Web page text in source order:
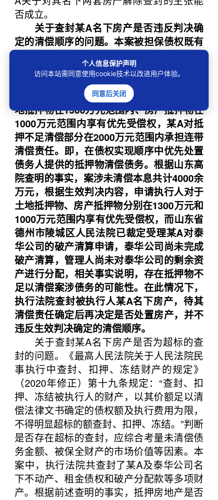
否成立。
关于查封某A名下房产是否违反判决确
定的清偿顺序的问题。本案被担保债权既有
主债务人泰华公司提供抵押担保，又有某A
作为保证人提供连带保证。执行依据
（2007）济民四初字第76号民事判决对此明
确：中信银行济南分行对泰华公司提供的土
地抵押物在1300万元范围内、房产抵押物在
1000万元范围内享有优先受偿权，某A对抵
押不足清偿部分在2000万元范围内承担连带
清偿责任。即，在债权实现顺序中优先处置
债务人提供的抵押物清偿债务。根据山东高
院查明的事实，案涉未清偿本息共计4000余
万元，根据生效判决内容，申请执行人对于
土地抵押物、房产抵押物分别在1300万元和
1000万元范围内享有优先受偿权，而山东省
德州市陵城区人民法院已裁定受理某A对泰
华公司的破产清算申请，泰华公司尚未完成
破产清算，管理人尚未对泰华公司的剩余资
产进行分配，相关事实说明，存在抵押物不
足以清偿案涉债务的可能性。在此情况下，
执行法院查封被执行人某A名下房产，待其
清偿责任确定后再决定是否处置房产，并不
违反生效判决确定的清偿顺序。
关于查封某A名下房产是否为超标的查
封的问题。《最高人民法院关于人民法院民
事执行中查封、扣押、冻结财产的规定》
（2020年修正）第十九条规定：“查封、扣
押、冻结被执行人的财产，以其价额足以清
偿法律文书确定的债权额及执行费用为限，
不得明显超标的额查封、扣押、冻结。”判断
是否存在超标的查封，应综合考量未清偿债
务金额、被保全财产的市场价值等因素。本
案中，执行法院共查封了某A及泰华公司名
下不动产、租金债权和破产分配款等多项财
产。根据前述查明的事实，抵押房地产是否
个人信息保护声明
访问本站需同意使用cookie技术以改进用户体验。
同意后关闭